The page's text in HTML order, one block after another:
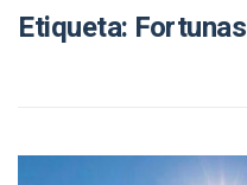
Etiqueta: Fortunas